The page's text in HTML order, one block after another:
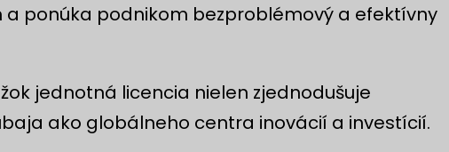
ponúka podnikom bezproblémový a efektívny
jednotná licencia nielen zjednodušuje
ako globálneho centra inovácií a investícií.